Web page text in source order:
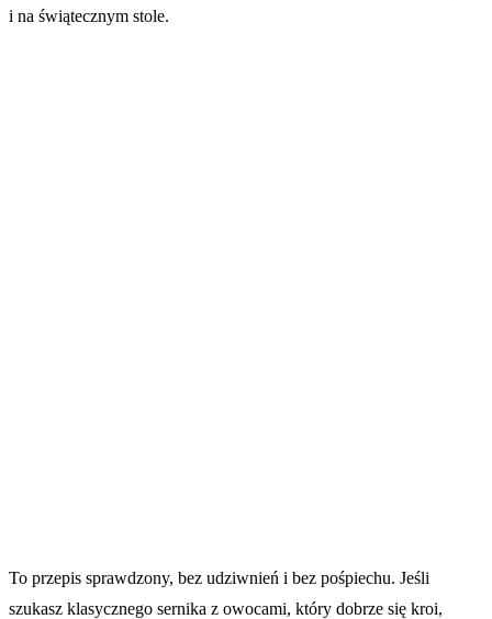
i na świątecznym stole.
To przepis sprawdzony, bez udziwnień i bez pośpiechu. Jeśli
szukasz klasycznego sernika z owocami, który dobrze się kroi,